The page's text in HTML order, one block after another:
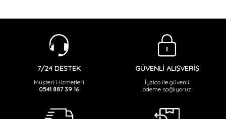
7/24 DESTEK
Müşteri Hizmetleri
0541 887 39 16
GÜVENLİ ALIŞVERİŞ
İyzico ile güvenli
ödeme sağlıyoruz